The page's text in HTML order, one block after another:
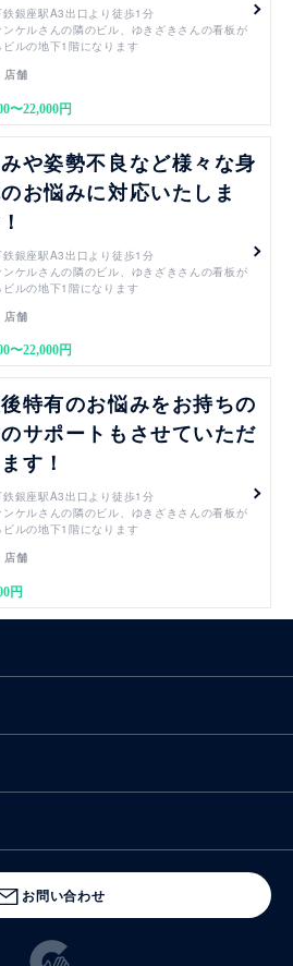
鉄銀座駅A3出口より徒歩1分
ンケルさんの隣のビル、ゆきざきさんの看板が
ビルの地下1階になります
店舗
〜22,000円
や姿勢不良など様々な身
お悩みに対応いたしま
鉄銀座駅A3出口より徒歩1分
ンケルさんの隣のビル、ゆきざきさんの看板が
ビルの地下1階になります
店舗
〜22,000円
特有のお悩みをお持ちの
サポートもさせていただ
す！
鉄銀座駅A3出口より徒歩1分
ンケルさんの隣のビル、ゆきざきさんの看板が
ビルの地下1階になります
店舗
円
お問い合わせ